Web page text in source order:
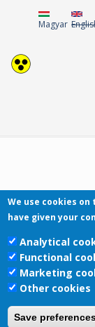
Magyar
Pécsi
We use cookies
have given your
Analytical
Functional
Marketing
Other cookies
Save